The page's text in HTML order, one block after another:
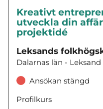
Kreativt
utveckla din
projektidé
Leksands
Dalarnas län - Leksand
Ansökan stängd
Profilkurs